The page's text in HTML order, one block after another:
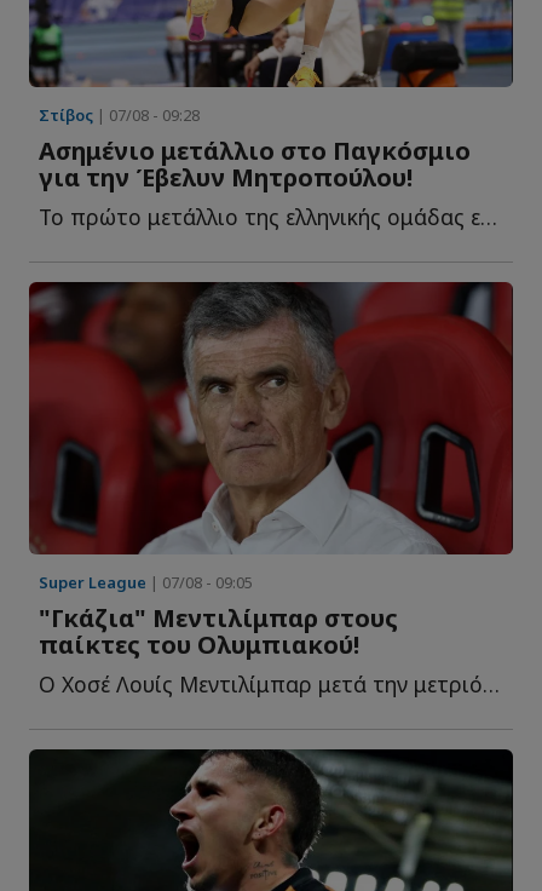
Στίβος | 07/08 - 09:28
Ασημένιο μετάλλιο στο Παγκόσμιο
για την Έβελυν Μητροπούλου!
Το πρώτο μετάλλιο της ελληνικής ομάδας είναι γεγονός κ...
Super League | 07/08 - 09:05
"Γκάζια" Μεντιλίμπαρ στους
παίκτες του Ολυμπιακού!
Ο Χοσέ Λουίς Μεντιλίμπαρ μετά την μετριότατη εμφάνιση κ...